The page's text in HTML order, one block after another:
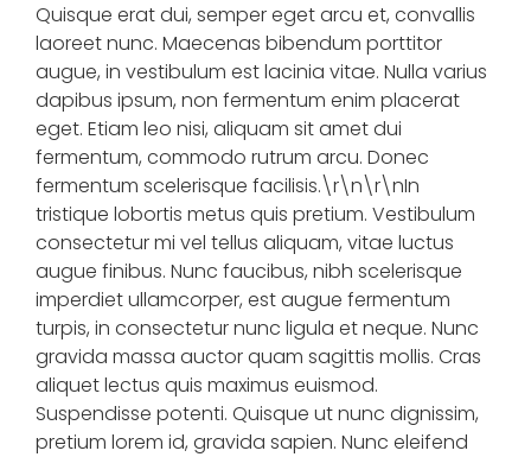
Quisque erat dui, semper eget arcu et, convallis
laoreet nunc. Maecenas bibendum porttitor
augue, in vestibulum est lacinia vitae. Nulla varius
dapibus ipsum, non fermentum enim placerat
eget. Etiam leo nisi, aliquam sit amet dui
fermentum, commodo rutrum arcu. Donec
fermentum scelerisque facilisis.\r\n\r\nIn
tristique lobortis metus quis pretium. Vestibulum
consectetur mi vel tellus aliquam, vitae luctus
augue finibus. Nunc faucibus, nibh scelerisque
imperdiet ullamcorper, est augue fermentum
turpis, in consectetur nunc ligula et neque. Nunc
gravida massa auctor quam sagittis mollis. Cras
aliquet lectus quis maximus euismod.
Suspendisse potenti. Quisque ut nunc dignissim,
pretium lorem id, gravida sapien. Nunc eleifend